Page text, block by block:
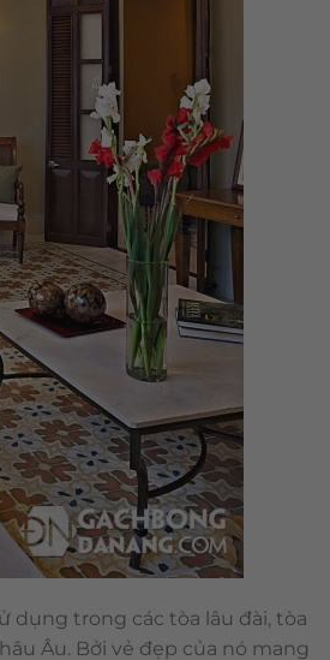
dụng trong các tòa lâu đài, tòa
Âu. Bởi vẻ đẹp của nó mang